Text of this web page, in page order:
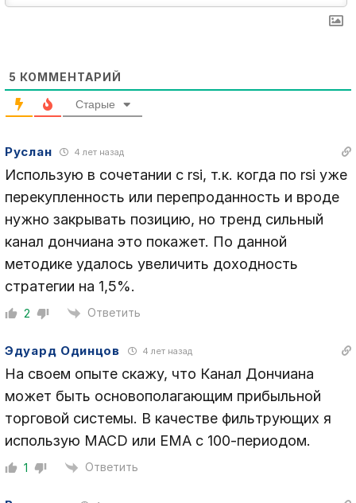
5 КОММЕНТАРИЙ
Старые
Руслан 4 лет назад
Использую в сочетании с rsi, т.к. когда по rsi уже
перекупленность или перепроданность и вроде
нужно закрывать позицию, но тренд сильный
канал дончиана это покажет. По данной
методике удалось увеличить доходность
стратегии на 1,5%.
2 Ответить
Эдуард Одинцов 4 лет назад
На своем опыте скажу, что Канал Дончиана
может быть основополагающим прибыльной
торговой системы. В качестве фильтрующих я
использую MACD или EMA с 100-периодом.
1 Ответить